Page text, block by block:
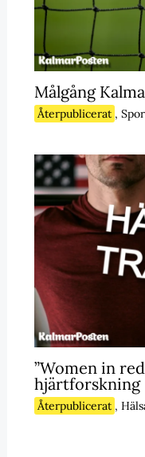
Målgång
Återpublicerat ,
”Women in
hjärtforskning
Återpublicerat ,